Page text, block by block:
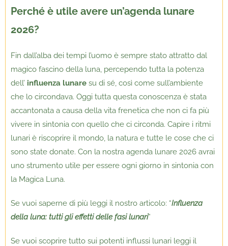
Perché è utile avere un’agenda lunare
2026?
Fin dall’alba dei tempi l’uomo è sempre stato attratto dal
magico fascino della luna, percependo tutta la potenza
dell’ influenza lunare su di sé, così come sull’ambiente
che lo circondava. Oggi tutta questa conoscenza è stata
accantonata a causa della vita frenetica che non ci fa più
vivere in sintonia con quello che ci circonda. Capire i ritmi
lunari è riscoprire il mondo, la natura e tutte le cose che ci
sono state donate. Con la nostra agenda lunare 2026 avrai
uno strumento utile per essere ogni giorno in sintonia con
la Magica Luna.
Se vuoi saperne di più leggi il nostro articolo: “Influenza
della luna: tutti gli effetti delle fasi lunari”
Se vuoi scoprire tutto sui potenti influssi lunari leggi il